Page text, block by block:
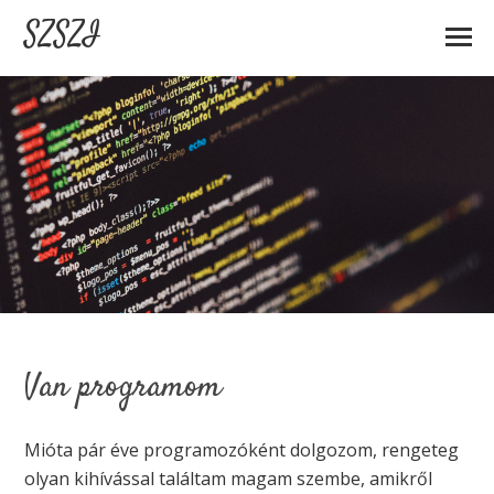
SZSZI
Van programom
Mióta pár éve programozóként dolgozom, rengeteg
olyan kihívással találtam magam szembe, amikről